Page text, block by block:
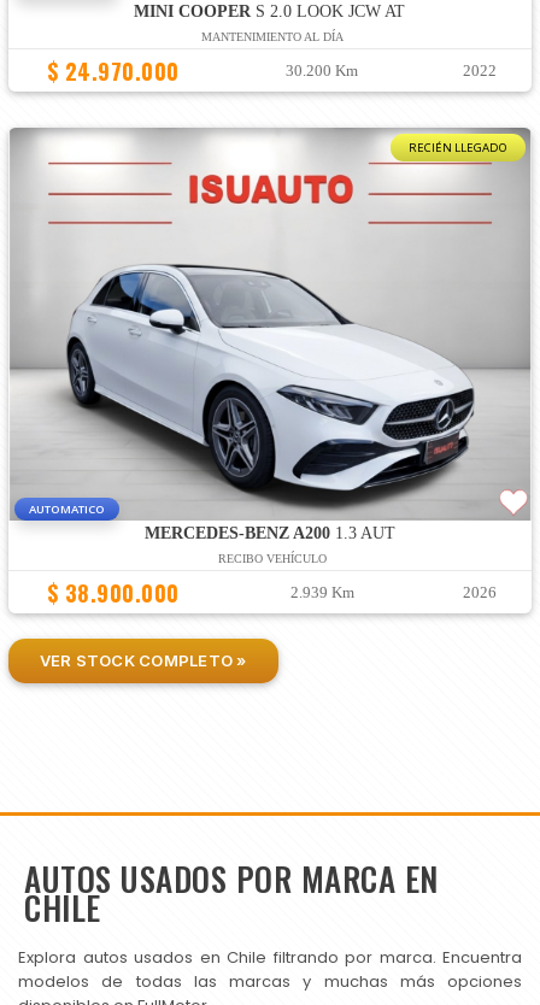
MINI COOPER S 2.0 LOOK JCW AT
MANTENIMIENTO AL DÍA
$ 24.970.000 30.200 Km 2022
RECIÉN LLEGADO
AUTOMATICO
MERCEDES-BENZ A2001.3 AUT
RECIBO VEHÍCULO
$ 38.900.000 2.939 Km 2026
VER STOCK COMPLETO »
AUTOS USADOS POR MARCA EN
CHILE
Explora autos usados en Chile filtrando por marca. Encuentra
modelos de todas las marcas y muchas más opciones